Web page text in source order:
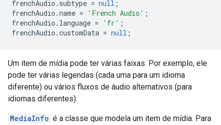
frenchAudio . subtype = null ;
frenchAudio .name = 'French Audio' ;
frenchAudio . language = 'fr' ;
frenchAudio .customData = null ;
Um item de mídia pode ter várias faixas. Por exemplo, ele
pode ter várias legendas (cada uma para um idioma
diferente) ou vários fluxos de áudio alternativos (para
idiomas diferentes).
MediaInfo é a classe que modela um item de mídia. Para